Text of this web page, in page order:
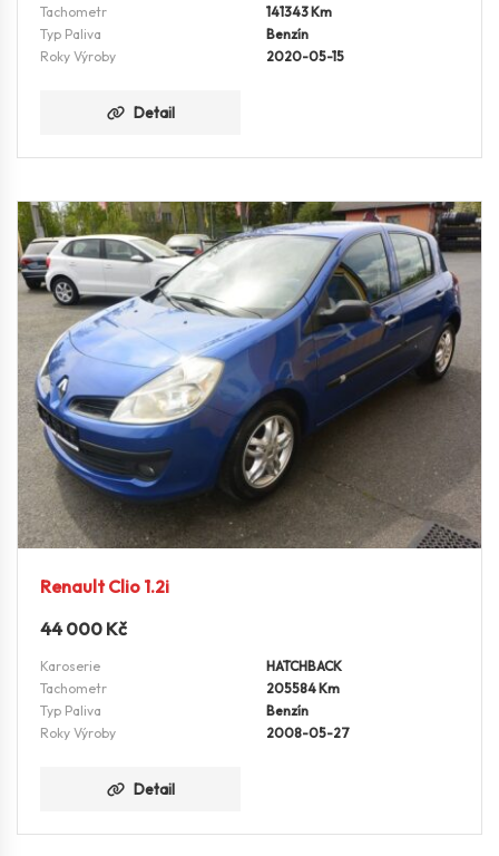
Tachometr
141343 Km
Typ Paliva
Benzín
Roky Výroby
2020-05-15
Detail
Renault Clio 1.2i
44 000 Kč
Karoserie
HATCHBACK
Tachometr
205584 Km
Typ Paliva
Benzín
Roky Výroby
2008-05-27
Detail